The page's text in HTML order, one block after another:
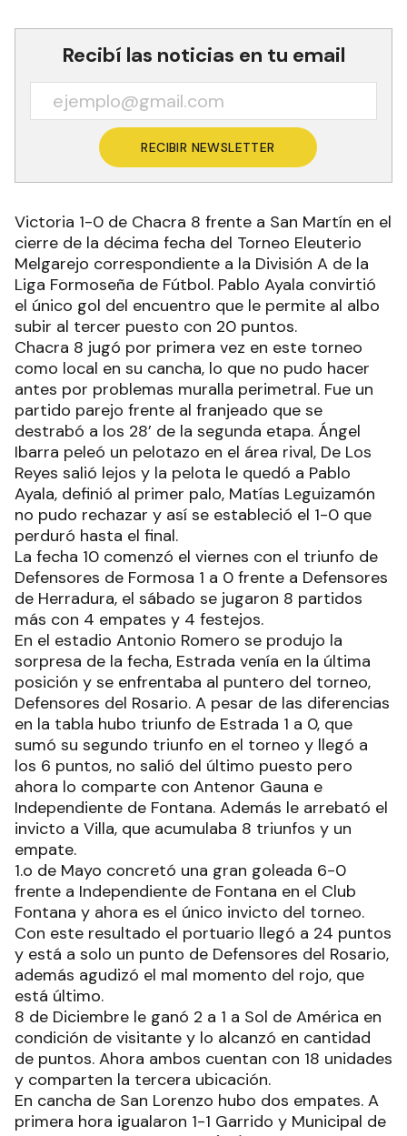
Recibí las noticias en tu email
RECIBIR NEWSLETTER
Victoria 1-0 de Chacra 8 frente a San Martín en el
cierre de la décima fecha del Torneo Eleuterio
Melgarejo correspondiente a la División A de la
Liga Formoseña de Fútbol. Pablo Ayala convirtió
el único gol del encuentro que le permite al albo
subir al tercer puesto con 20 puntos.
Chacra 8 jugó por primera vez en este torneo
como local en su cancha, lo que no pudo hacer
antes por problemas muralla perimetral. Fue un
partido parejo frente al franjeado que se
destrabó a los 28’ de la segunda etapa. Ángel
Ibarra peleó un pelotazo en el área rival, De Los
Reyes salió lejos y la pelota le quedó a Pablo
Ayala, definió al primer palo, Matías Leguizamón
no pudo rechazar y así se estableció el 1-0 que
perduró hasta el final.
La fecha 10 comenzó el viernes con el triunfo de
Defensores de Formosa 1 a 0 frente a Defensores
de Herradura, el sábado se jugaron 8 partidos
más con 4 empates y 4 festejos.
En el estadio Antonio Romero se produjo la
sorpresa de la fecha, Estrada venía en la última
posición y se enfrentaba al puntero del torneo,
Defensores del Rosario. A pesar de las diferencias
en la tabla hubo triunfo de Estrada 1 a 0, que
sumó su segundo triunfo en el torneo y llegó a
los 6 puntos, no salió del último puesto pero
ahora lo comparte con Antenor Gauna e
Independiente de Fontana. Además le arrebató el
invicto a Villa, que acumulaba 8 triunfos y un
empate.
1.o de Mayo concretó una gran goleada 6-0
frente a Independiente de Fontana en el Club
Fontana y ahora es el único invicto del torneo.
Con este resultado el portuario llegó a 24 puntos
y está a solo un punto de Defensores del Rosario,
además agudizó el mal momento del rojo, que
está último.
8 de Diciembre le ganó 2 a 1 a Sol de América en
condición de visitante y lo alcanzó en cantidad
de puntos. Ahora ambos cuentan con 18 unidades
y comparten la tercera ubicación.
En cancha de San Lorenzo hubo dos empates. A
primera hora igualaron 1-1 Garrido y Municipal de